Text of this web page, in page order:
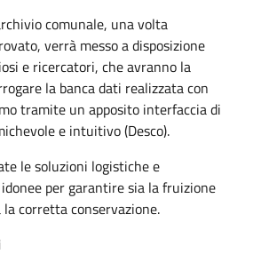
comunale, una volta
verrà messo a disposizione
e ricercatori, che avranno la
la banca dati realizzata con
tramite un apposito interfaccia di
e intuitivo (Desco).
le soluzioni logistiche e
per garantire sia la fruizione
corretta conservazione.